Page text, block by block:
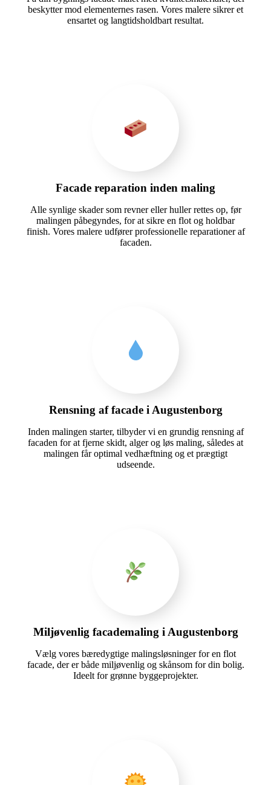
beskytter mod elementernes rasen. Vores malere sikrer et
ensartet og langtidsholdbart resultat.
Facade reparation inden maling
Alle synlige skader som revner eller huller rettes op, før
malingen påbegyndes, for at sikre en flot og holdbar
finish. Vores malere udfører professionelle reparationer af
facaden.
Rensning af facade i Augustenborg
Inden malingen starter, tilbyder vi en grundig rensning af
facaden for at fjerne skidt, alger og løs maling, således at
malingen får optimal vedhæftning og et prægtigt
udseende.
Miljøvenlig facademaling i Augustenborg
Vælg vores bæredygtige malingsløsninger for en flot
facade, der er både miljøvenlig og skånsom for din bolig.
Ideelt for grønne byggeprojekter.